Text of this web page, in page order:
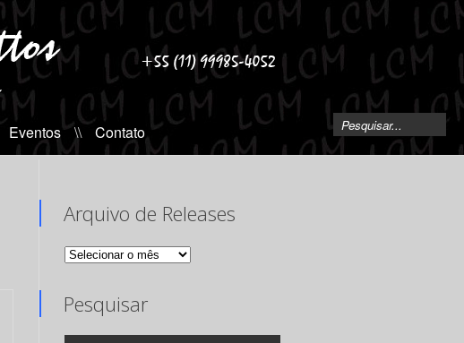
Eventos \\ Contato
Arquivo de Releases
Arquivo
Pesquisar